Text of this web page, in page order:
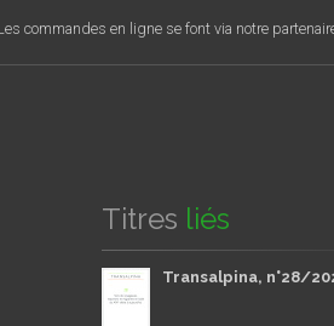
commandes en ligne se font via notre
Titres liés
Transalpina, n°28/